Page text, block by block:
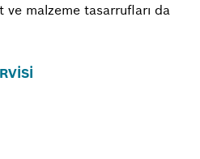
ve malzeme tasarrufları da